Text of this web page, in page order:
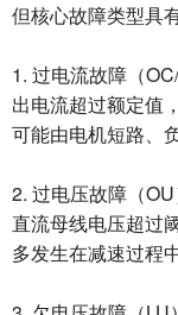
但核心故障类型具
1. 过电流故障（
出电流超过额定值，
可能由电机短路、
2. 过电压故障（
直流母线电压超过
多发生在减速过程